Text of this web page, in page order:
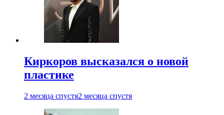
Киркоров высказался о новой
пластике
2 месяца спустя2 месяца спустя